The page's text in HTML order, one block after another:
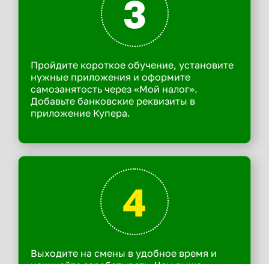
3
Пройдите короткое обучение, установите
нужные приложения и оформите
самозанятость через «Мой налог».
Добавьте банковские реквизиты в
приложение Купера.
4
Выходите на смены в удобное время и